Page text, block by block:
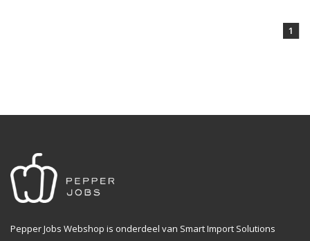
1
Pepper Jobs Webshop is onderdeel van Smart Import Solutions